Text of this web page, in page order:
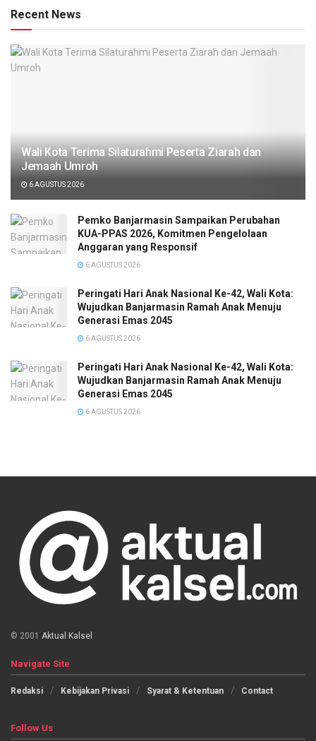
Recent News
Wali Kota Terima Silaturahmi Peserta Ziarah dan
Jemaah Umroh
6 AGUSTUS 2026
Pemko Banjarmasin Sampaikan Perubahan
KUA-PPAS 2026, Komitmen Pengelolaan
Anggaran yang Responsif
6 AGUSTUS 2026
Peringati Hari Anak Nasional Ke-42, Wali Kota:
Wujudkan Banjarmasin Ramah Anak Menuju
Generasi Emas 2045
6 AGUSTUS 2026
Peringati Hari Anak Nasional Ke-42, Wali Kota:
Wujudkan Banjarmasin Ramah Anak Menuju
Generasi Emas 2045
6 AGUSTUS 2026
© 2001 Aktual Kalsel
Navigate Site
Redaksi Kebijakan Privasi Syarat & Ketentuan Contact
Follow Us